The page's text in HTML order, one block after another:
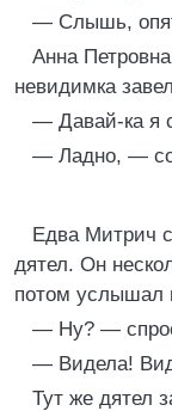
— Слышь,
Анна
невидимка
— Давай-ка я
— Ладно, —
Едва Митрич
дятел. Он
потом услышал
— Ну? —
— Видела!
Тут же дятел